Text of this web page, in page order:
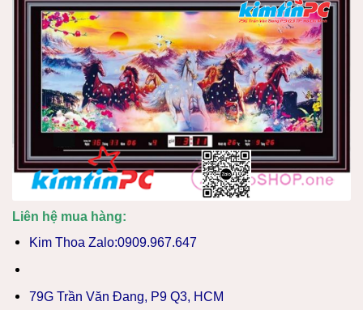
Liên hệ mua hàng:
Kim Thoa Zalo:0909.967.647
79G Trần Văn Đang, P9 Q3, HCM